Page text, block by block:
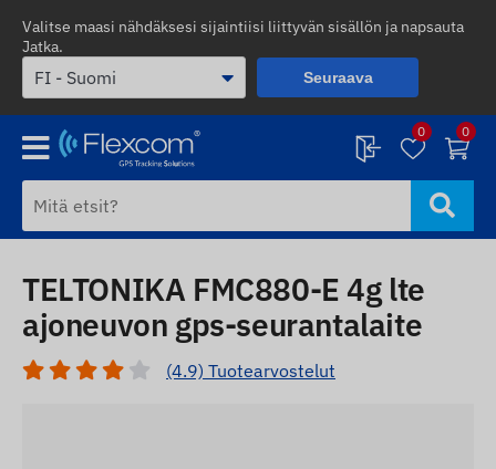
Valitse maasi nähdäksesi sijaintiisi liittyvän sisällön ja napsauta
Jatka.
Seuraava
0 0
TELTONIKA FMC880-E 4g lte
ajoneuvon gps-seurantalaite
(4.9) Tuotearvostelut